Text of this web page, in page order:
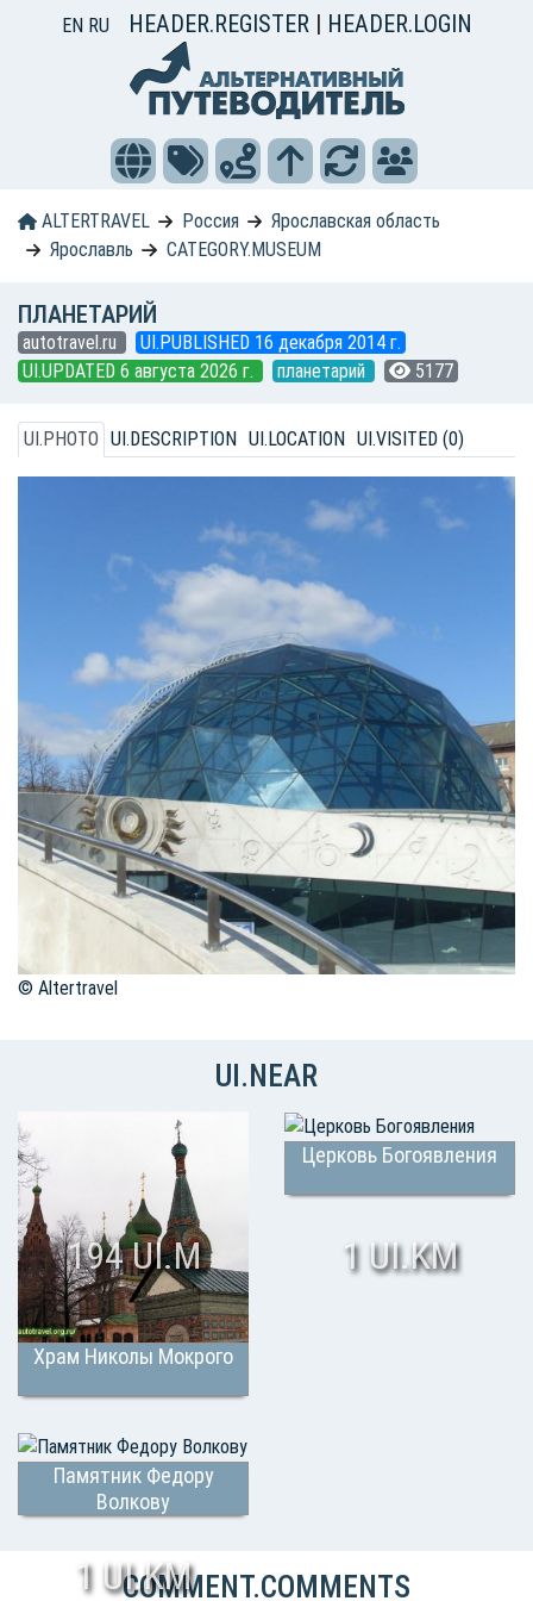
EN RU HEADER.REGISTER | HEADER.LOGIN
ALTERTRAVEL Россия
Ярославская область
Ярославль
CATEGORY.MUSEUM
ПЛАНЕТАРИЙ
autotravel.ru
UI.PUBLISHED 16 декабря 2014 г.
UI.UPDATED 6 августа 2026 г.
планетарий 5177
UI.PHOTO UI.DESCRIPTION UI.LOCATION UI.VISITED (0)
© Altertravel
UI.NEAR
Храм Николы Мокрого
194 UI.M
Церковь Богоявления
1 UI.KM
Памятник Федору
Волкову
1 UI.KM
COMMENT.COMMENTS